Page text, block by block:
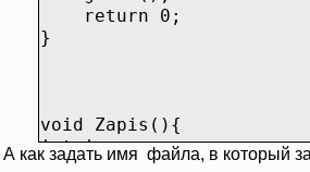
return 0;
}
void Zapis(){
int i,sec;
char buf[5000];
А как задать имя файла, в который